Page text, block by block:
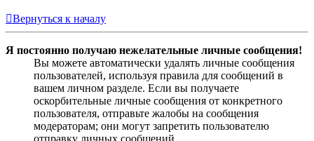
Вернуться к началу
Я постоянно получаю нежелательные личные сообщения!
Вы можете автоматически удалять личные сообщения
пользователей, используя правила для сообщений в
вашем личном разделе. Если вы получаете
оскорбительные личные сообщения от конкретного
пользователя, отправьте жалобы на сообщения
модераторам; они могут запретить пользователю